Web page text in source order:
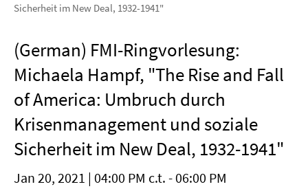
Sicherheit im New Deal, 1932-1941"
(German) FMI-Ringvorlesung:
Michaela Hampf, "The Rise and Fall
of America: Umbruch durch
Krisenmanagement und soziale
Sicherheit im New Deal, 1932-1941"
Jan 20, 2021 | 04:00 PM c.t. - 06:00 PM